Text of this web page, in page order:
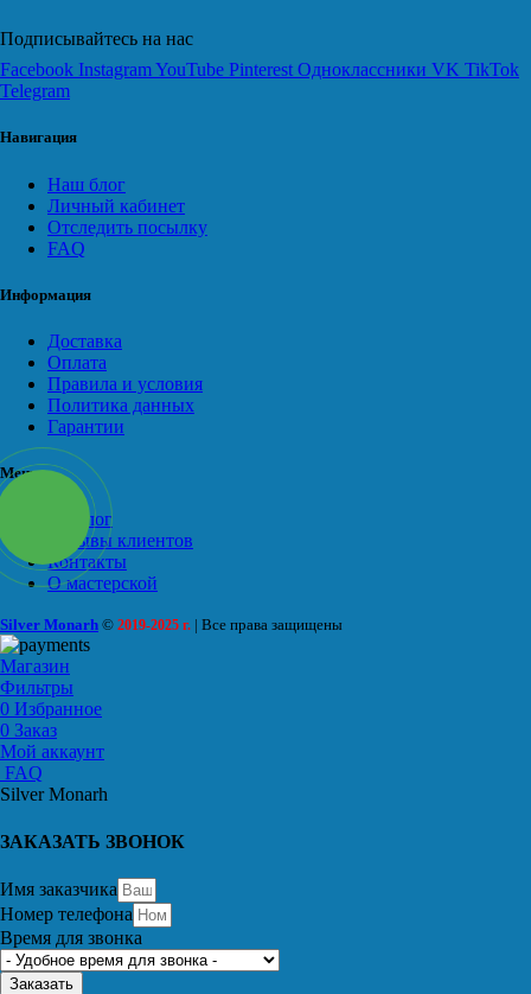
Подписывайтесь на нас
Facebook InstagramYouTube Pinterest Одноклассники VK TikTok
Telegram
Навигация
Наш блог
Личный кабинет
Отследить посылку
FAQ
Информация
Доставка
Оплата
Правила и условия
Политика данных
Гарантии
Меню
Каталог
Отзывы клиентов
Контакты
О мастерской
Silver Monarh © 2019-2025 г. | Все права защищены
Магазин
Фильтры
0 Избранное
0 Заказ
Мой аккаунт
FAQ
Silver Monarh
ЗАКАЗАТЬ ЗВОНОК
Имя заказчика
Номер телефона
Время для звонка
Заказать